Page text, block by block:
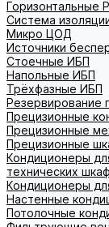
Горизонтальные
Система
Микро ЦОД
Источники
Стоечные ИБП
Напольные ИБП
Трёхфазные ИБП
Резервирование
Прецизионные
Прецизионные
Прецизионные
Кондиционеры
технических
Кондиционеры
Настенные
Потолочные